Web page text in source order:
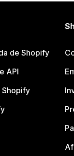
de Shopify
API
Shopify